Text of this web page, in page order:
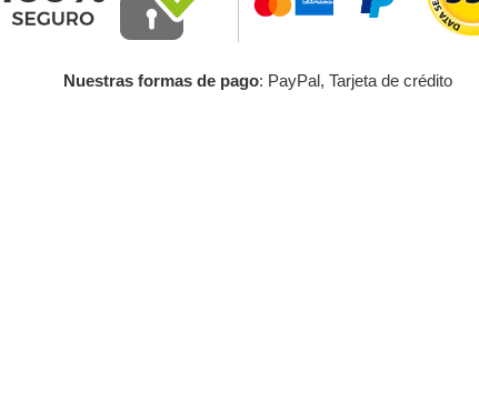
Nuestras formas de pago: PayPal, Tarjeta de crédito